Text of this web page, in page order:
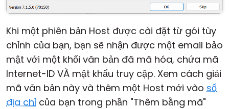
Khi một phiên bản Host được cài đặt từ gói tùy
chỉnh của bạn, bạn sẽ nhận được một email bảo
mật với một khối văn bản đã mã hóa, chứa mã
Internet-ID VÀ mật khẩu truy cập. Xem cách giải
mã văn bản này và thêm một Host mới vào sổ
địa chỉ của bạn trong phần "Thêm bằng mã"